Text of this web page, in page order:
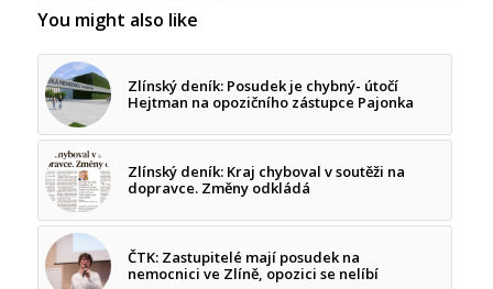
You might also like
Zlínský deník: Posudek je chybný- útočí
Hejtman na opozičního zástupce Pajonka
Zlínský deník: Kraj chyboval v soutěži na
dopravce. Změny odkládá
ČTK: Zastupitelé mají posudek na
nemocnici ve Zlíně, opozici se nelíbí